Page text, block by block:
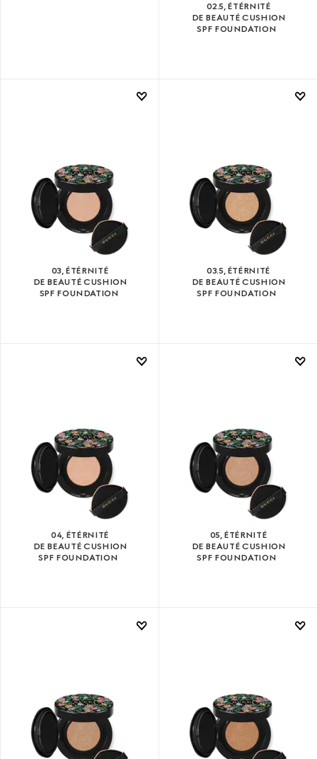
02.5, ÉTÉRNITÉ
DE BEAUTÉ CUSHION
SPF FOUNDATION
03, ÉTÉRNITÉ
DE BEAUTÉ CUSHION
SPF FOUNDATION
03.5, ÉTÉRNITÉ
DE BEAUTÉ CUSHION
SPF FOUNDATION
04, ÉTÉRNITÉ
DE BEAUTÉ CUSHION
SPF FOUNDATION
05, ÉTÉRNITÉ
DE BEAUTÉ CUSHION
SPF FOUNDATION